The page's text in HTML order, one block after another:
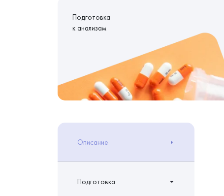
Подготовка
к анализам
Описание
Подготовка